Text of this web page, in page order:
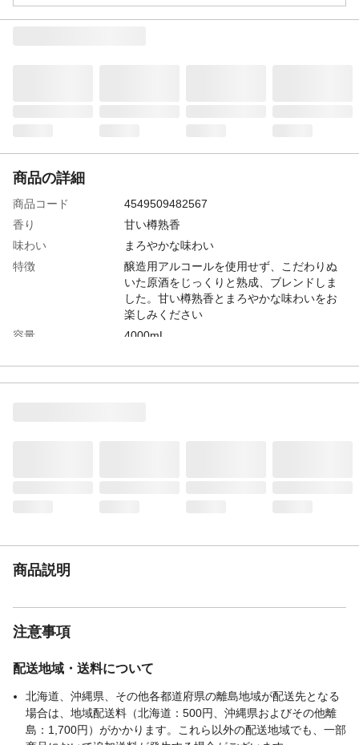
商品の詳細
商品コード
4549509482567
香り
甘い樽熟香
味わい
まろやかな味わい
特徴
醸造用アルコールを使用せず、こだわりぬ
いた原酒をじっくりと熟成、ブレンドしま
した。甘い樽熟香とまろやかな味わいをお
楽しみください
容量
4000mL
商品説明
注意事項
配送地域・送料について
北海道、沖縄県、その他各都道府県の離島地域が配送先となる
場合は、地域配送料（北海道：500円、沖縄県およびその他離
島：1,700円）がかかります。これら以外の配送地域でも、一部